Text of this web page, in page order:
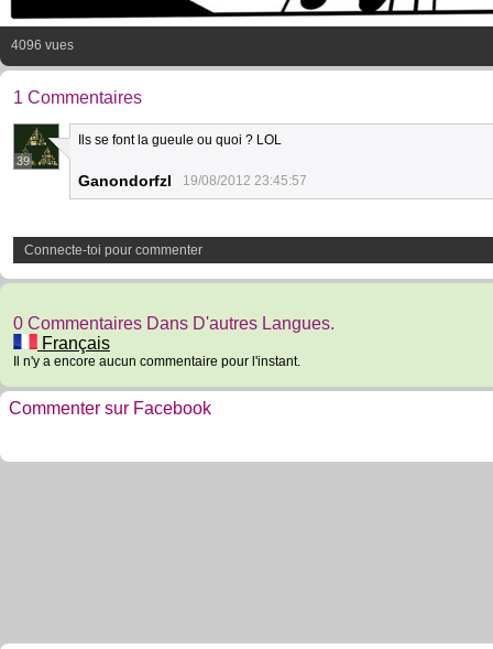
4096 vues
1 Commentaires
39
Ils se font la gueule ou quoi ? LOL
Ganondorfzl 19/08/2012 23:45:57
Connecte-toi pour commenter
0 Commentaires Dans D'autres Langues.
Français
Il n'y a encore aucun commentaire pour l'instant.
Commenter sur Facebook